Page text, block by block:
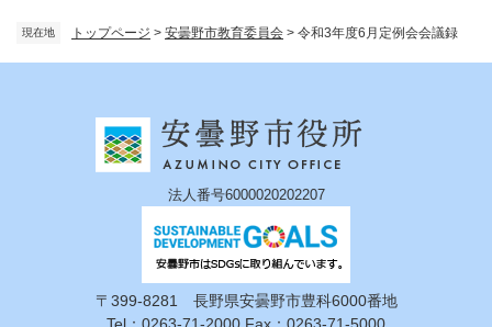
現在地 トップページ > 安曇野市教育委員会 > 令和3年度6月定例会会議録
法人番号6000020202207
〒399-8281 長野県安曇野市豊科6000番地